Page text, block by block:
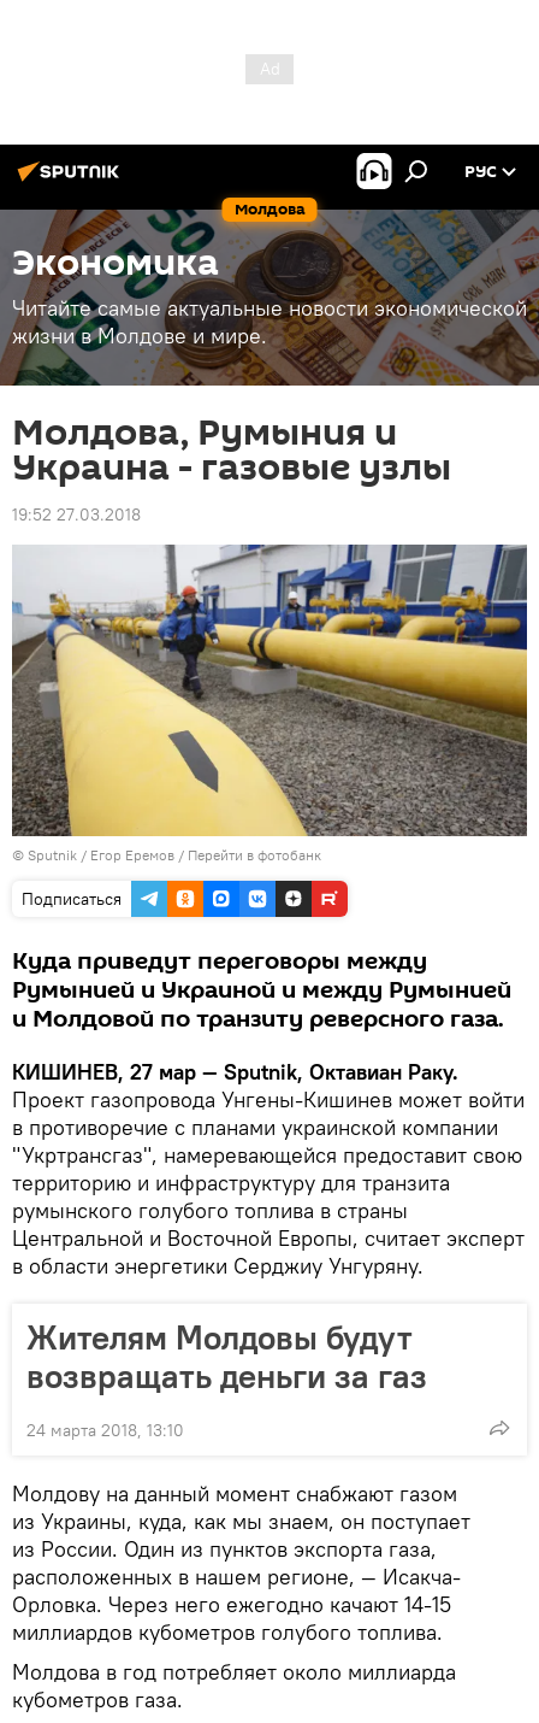
Молдова
РУС
Экономика
Читайте самые актуальные новости экономической
жизни в Молдове и мире.
Молдова, Румыния и
Украина - газовые узлы
19:52 27.03.2018
© Sputnik / Егор Еремов / Перейти в фотобанк
Подписаться
Куда приведут переговоры между
Румынией и Украиной и между Румынией
и Молдовой по транзиту реверсного газа.
КИШИНЕВ, 27 мар — Sputnik, Октавиан Раку.
Проект газопровода Унгены-Кишинев может войти
в противоречие с планами украинской компании
"Укртрансгаз", намеревающейся предоставит свою
территорию и инфраструктуру для транзита
румынского голубого топлива в страны
Центральной и Восточной Европы, считает эксперт
в области энергетики Серджиу Унгуряну.
Жителям Молдовы будут
возвращать деньги за газ
24 марта 2018, 13:10
Молдову на данный момент снабжают газом
из Украины, куда, как мы знаем, он поступает
из России. Один из пунктов экспорта газа,
расположенных в нашем регионе, — Исакча-
Орловка. Через него ежегодно качают 14-15
миллиардов кубометров голубого топлива.
Молдова в год потребляет около миллиарда
кубометров газа.